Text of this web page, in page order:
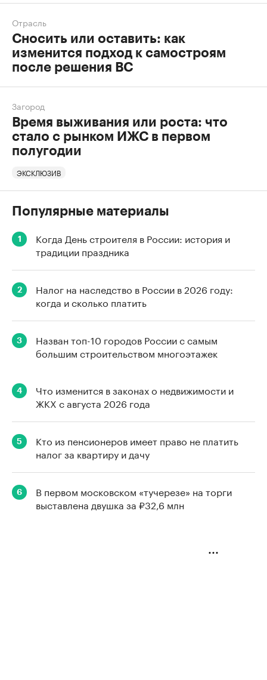
Отрасль
Сносить или оставить: как
изменится подход к самостроям
после решения ВС
Загород
Время выживания или роста: что
стало с рынком ИЖС в первом
полугодии
ЭКСКЛЮЗИВ
Популярные материалы
1
Когда День строителя в России: история и
традиции праздника
2
Налог на наследство в России в 2026 году:
когда и сколько платить
3
Назван топ-10 городов России с самым
большим строительством многоэтажек
4
Что изменится в законах о недвижимости и
ЖКХ с августа 2026 года
5
Кто из пенсионеров имеет право не платить
налог за квартиру и дачу
6
В первом московском «тучерезе» на торги
выставлена двушка за ₽32,6 млн